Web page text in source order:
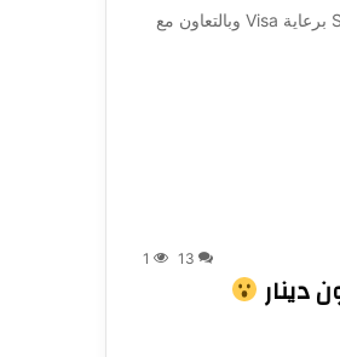
إزاي ممكن اللبس يعكس شخصيتك؟ | الحلقة الثانية من She’s Next مبادرة She‘s Next برعاية Visa وبالتعاون مع
13
1
دينار